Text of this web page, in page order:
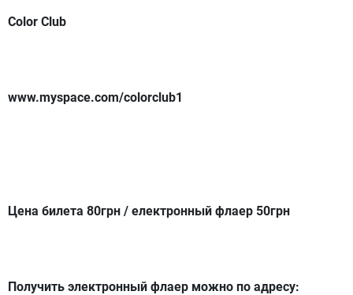
Color Club
www.myspace.com/colorclub1
Цена билета 80грн / електронный флаер 50грн
Получить электронный флаер можно по адресу: